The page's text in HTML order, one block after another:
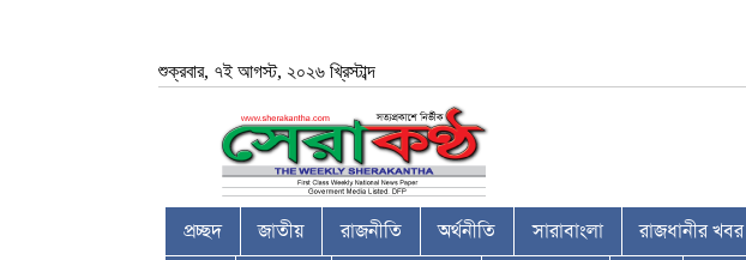
শুক্রবার, ৭ই আগস্ট, ২০২৬ খ্রিস্টাব্দ
প্রচ্ছদ জাতীয় রাজনীতি অর্থনীতি সারাবাংলা রাজধানীর খবর